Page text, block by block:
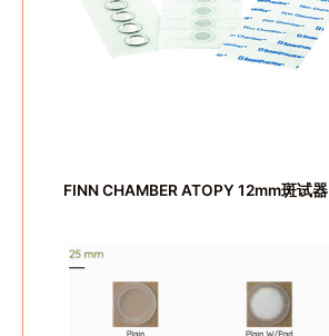
FINN CHAMBER ATOPY 12mm斑试器